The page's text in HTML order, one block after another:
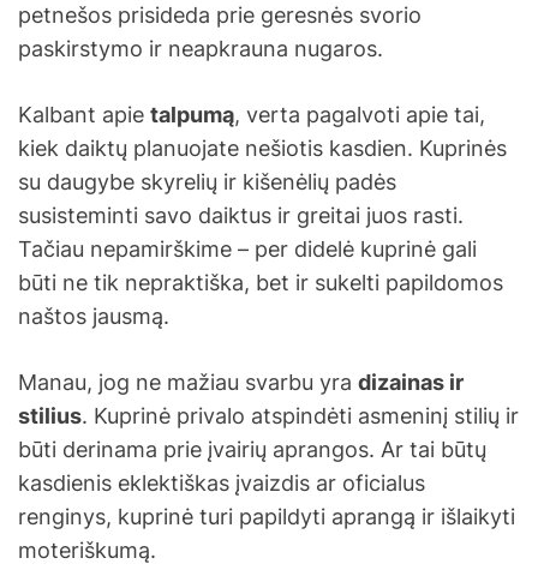
petnešos prisideda prie geresnės svorio
paskirstymo ir neapkrauna nugaros.
Kalbant apie talpumą, verta pagalvoti apie tai,
kiek daiktų planuojate nešiotis kasdien. Kuprinės
su daugybe skyrelių ir kišenėlių padės
susisteminti savo daiktus ir greitai juos rasti.
Tačiau nepamirškime – per didelė kuprinė gali
būti ne tik nepraktiška, bet ir sukelti papildomos
naštos jausmą.
Manau, jog ne mažiau svarbu yra dizainas ir
stilius. Kuprinė privalo atspindėti asmeninį stilių ir
būti derinama prie įvairių aprangos. Ar tai būtų
kasdienis eklektiškas įvaizdis ar oficialus
renginys, kuprinė turi papildyti aprangą ir išlaikyti
moteriškumą.